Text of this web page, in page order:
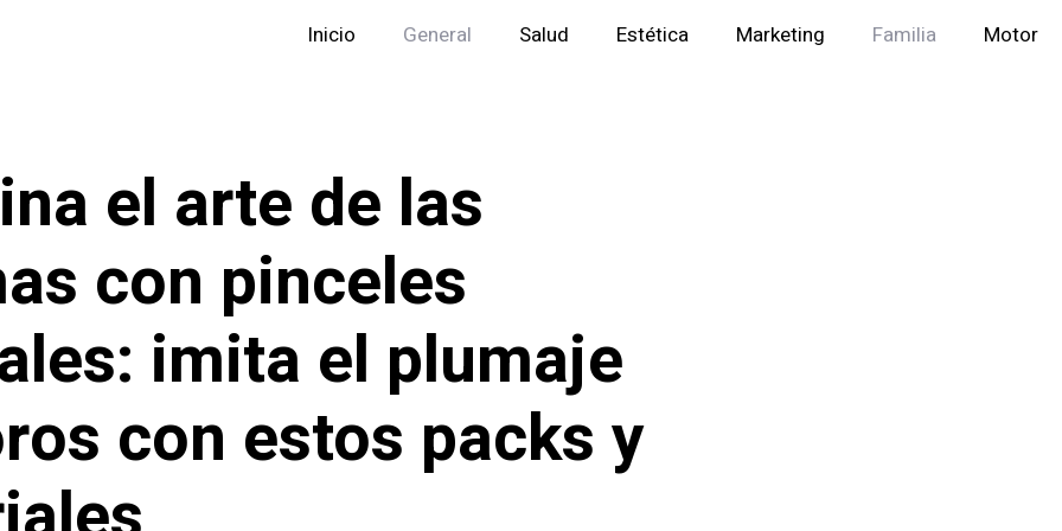
Inicio General Salud Estética Marketing Familia Motor
el arte de las
con pinceles
imita el plumaje
con estos packs y